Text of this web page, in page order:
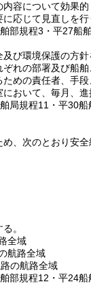
容について効果
応じて見直しを行
部規程3・平27船
び環境保護の方
れの部署及び船
めの責任者、手
おいて、毎月、
局規程11・平30
、次のとおり安
。
全域
航路全域
の航路全域
部規程12・平24